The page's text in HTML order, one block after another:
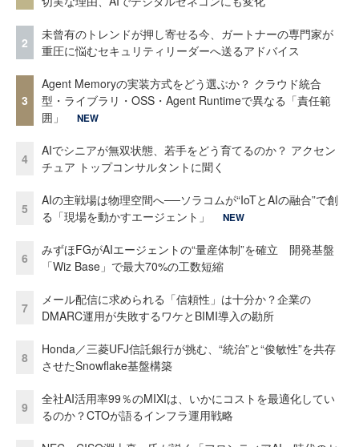
2
未曾有のトレンドが押し寄せる今、ガートナーの専門家が
重圧に悩むセキュリティリーダーへ送るアドバイス
3
Agent Memoryの実装方式をどう選ぶか？ クラウド統合
型・ライブラリ・OSS・Agent Runtimeで異なる「責任範
囲」
NEW
4
AIでシニアが無双状態、若手をどう育てるのか？ アクセン
チュア トップコンサルタントに聞く
5
AIの主戦場は物理空間へ──ソラコムが“IoTとAIの融合”で創
る「現場を動かすエージェント」
NEW
6
みずほFGがAIエージェントの“量産体制”を確立 開発基盤
「Wiz Base」で最大70%の工数短縮
7
メール配信に求められる「信頼性」は十分か？企業の
DMARC運用が失敗するワケとBIMI導入の勘所
8
Honda／三菱UFJ信託銀行が挑む、“統治”と“俊敏性”を共存
させたSnowflake基盤構築
9
全社AI活用率99％のMIXIは、いかにコストを最適化してい
るのか？CTOが語るインフラ運用戦略